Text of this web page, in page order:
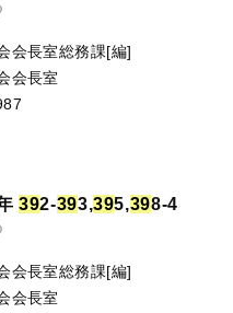
会長室総務課[編]
会長室
392-393,395,398-4
会長室総務課[編]
会長室